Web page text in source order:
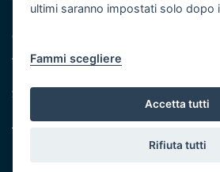
Note legali
Cookie e privacy
Atti di notifica
Servizi Intranet
© Regione Puglia
ultimi saranno impostati solo dopo
Fammi scegliere
Accetta tutti
Rifiuta tutti